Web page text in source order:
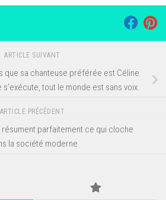
ARTICLE SUIVANT
que sa chanteuse préférée est Céline
s’exécute, tout le monde est sans voix.
ARTICLE PRÉCÉDENT
résument parfaitement ce qui cloche
la société moderne